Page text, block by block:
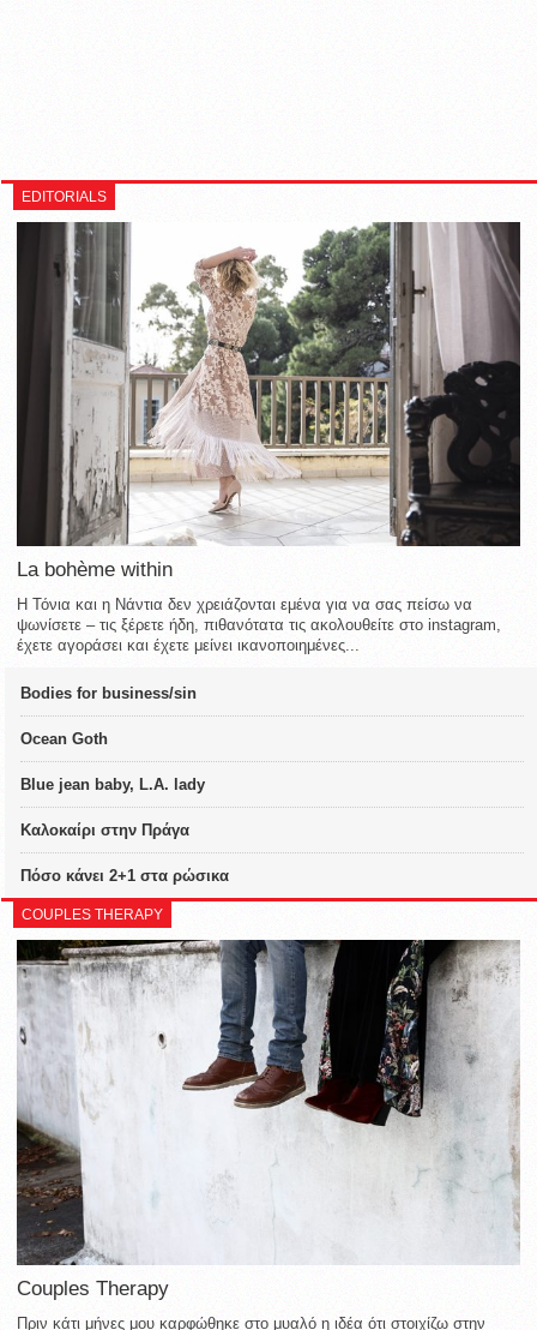
EDITORIALS
La bohème within
Η Τόνια και η Νάντια δεν χρειάζονται εμένα για να σας πείσω να
ψωνίσετε – τις ξέρετε ήδη, πιθανότατα τις ακολουθείτε στο instagram,
έχετε αγοράσει και έχετε μείνει ικανοποιημένες...
Bodies for business/sin
Ocean Goth
Blue jean baby, L.A. lady
Καλοκαίρι στην Πράγα
Πόσο κάνει 2+1 στα ρώσικα
COUPLES THERAPY
Couples Therapy
Πριν κάτι μήνες μου καρφώθηκε στο μυαλό η ιδέα ότι στοιχίζω στην